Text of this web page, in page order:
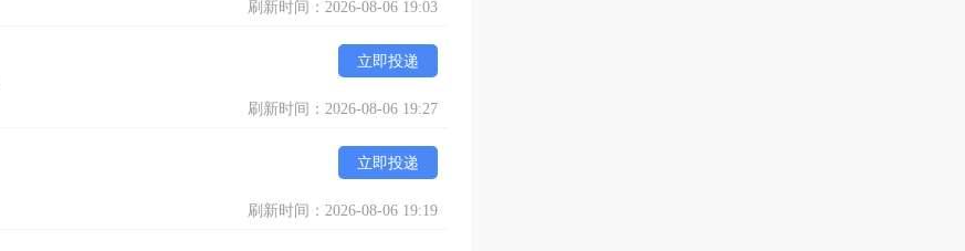
刷新时间：2026-08-06 19:03
立即投递
刷新时间：2026-08-06 19:27
立即投递
刷新时间：2026-08-06 19:19